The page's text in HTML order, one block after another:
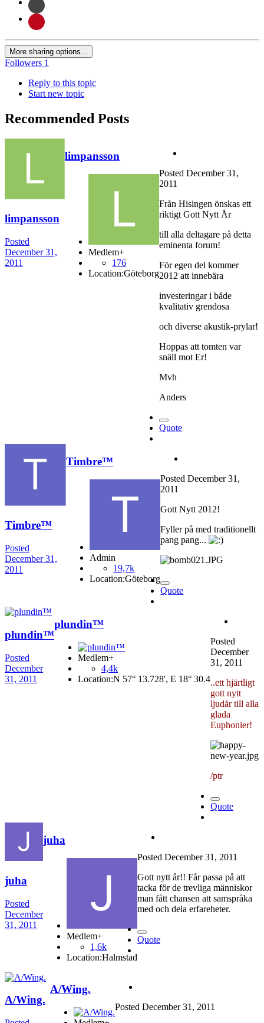
More sharing options...
Followers 1
Reply to this topic
Start new topic
Recommended Posts
limpansson
Posted
December 31,
2011
limpansson
Medlem+
176
Location:Göteborg
PostedDecember 31,
2011
Från Hisingen önskas ett
riktigt Gott Nytt År
till alla deltagare på detta
eminenta forum!
För egen del kommer
2012 att innebära
investeringar i både
kvalitativ grendosa
och diverse akustik-prylar!
Hoppas att tomten var
snäll mot Er!
Mvh
Anders
Quote
Timbre™
Posted
December 31,
2011
Timbre™
Admin
19,7k
Location:Göteborg
PostedDecember 31,
2011
Gott Nytt 2012!
Fyller på med traditionellt
pang pang...
Quote
plundin™
Posted
December
31, 2011
plundin™
Medlem+
4,4k
Location:N 57° 13.728', E 18° 30.4
Posted
December
31, 2011
..ett hjärtligt
gott nytt
ljudår till alla
glada
Euphonier!
/ptr
Quote
juha
Posted
December
31, 2011
juha
Medlem+
1,6k
Location:Halmstad
Posted December 31, 2011
Gott nytt år!! Får passa på att
tacka för de trevliga människor
man fått chansen att samspråka
med och dela erfareheter.
Quote
A/Wing.
A/Wing.
Posted December 31, 2011